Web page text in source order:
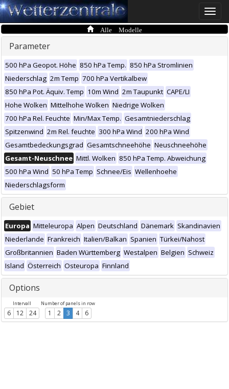
Toggle
Alle Modelle
Parameter
500 hPa Geopot. Höhe 850 hPa Temp. 850 hPa Stromlinien
Niederschlag 2m Temp 700 hPa Vertikalbew
850 hPa Pot. Äquiv. Temp 10m Wind 2m Taupunkt CAPE/LI
Hohe Wolken Mittelhohe Wolken Niedrige Wolken
700 hPa Rel. Feuchte Min/Max Temp. Gesamtniederschlag
Spitzenwind 2m Rel. feuchte 300 hPa Wind 200 hPa Wind
Gesamtbedeckungsgrad Gesamtschneehöhe Neuschneehöhe
Gesamt-Neuschnee Mittl. Wolken 850 hPa Temp. Abweichung
500 hPa Wind 50 hPa Temp Schnee/Eis Wellenhoehe
Niederschlagsform
Gebiet
Europa Mitteleuropa Alpen Deutschland Dänemark Skandinavien
Niederlande Frankreich Italien/Balkan Spanien Türkei/Nahost
Großbritannien Baden Württemberg Westalpen Belgien Schweiz
Island Österreich Osteuropa Finnland
Options
Intervall
6 12 24
Number of panels in row
1 2 3 4 6